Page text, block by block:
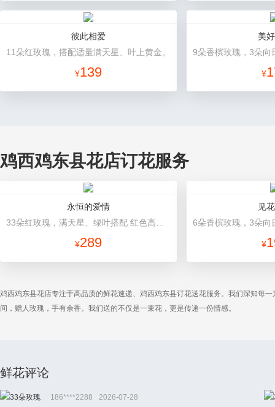
彼此相爱
11朵红玫瑰，搭配适量满天星、叶上黄金。
¥139
美
¥
鸡西鸡东县花店订花服务
永恒的爱情
¥289
见
¥
鸡西鸡东县花店专注于高品质的鲜花速递、鸡西鸡东县订花送花服务。我们深知每
间，赠人玫瑰，手有余香。我们送的不仅是一束花，更是传递一份情感。
鲜花评论
186****2288
2026-07-28